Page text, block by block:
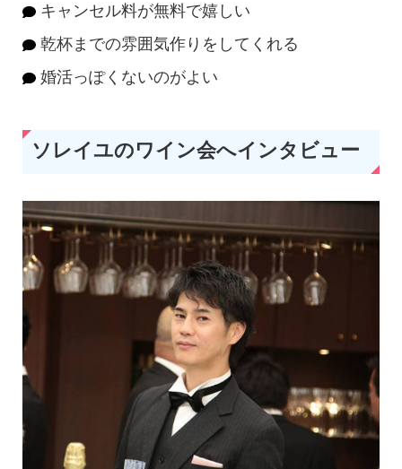
キャンセル料が無料で嬉しい
乾杯までの雰囲気作りをしてくれる
婚活っぽくないのがよい
ソレイユのワイン会へインタビュー